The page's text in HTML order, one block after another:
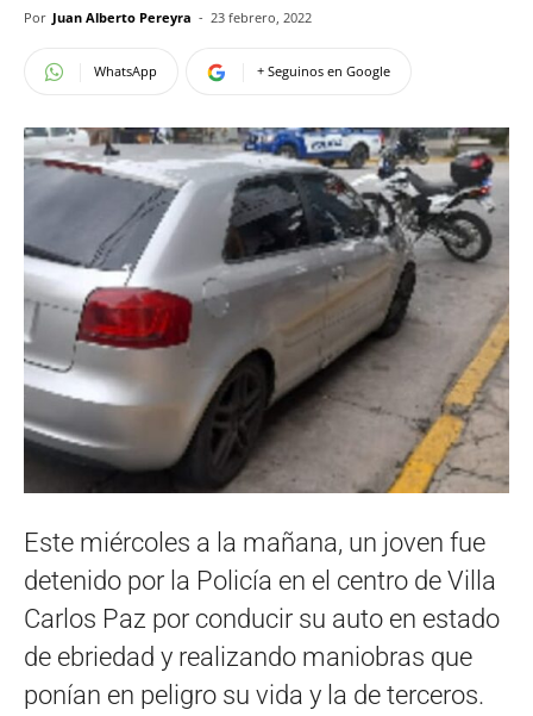
Por Juan Alberto Pereyra - 23 febrero, 2022
WhatsApp + Seguinos en Google
Este miércoles a la mañana, un joven fue
detenido por la Policía en el centro de Villa
Carlos Paz por conducir su auto en estado
de ebriedad y realizando maniobras que
ponían en peligro su vida y la de terceros.